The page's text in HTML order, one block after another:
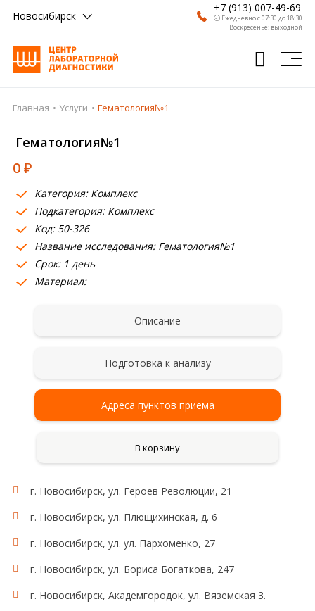
Новосибирск
+7 (913) 007-49-69
🕗 Ежедневно с 07:30 до 18:30
Воскресенье: выходной
Главная
Анализы
Врачи
Получить результат
Пациентам
О компании
Где сдать
Главная Услуги Гематология№1
Гематология№1
0₽
Категория: Комплекс
Подкатегория: Комплекс
Код: 50-326
Название исследования: Гематология№1
Срок: 1 день
Материал:
Описание
Подготовка к анализу
Адреса пунктов приема
В корзину
г. Новосибирск, ул. Героев Революции, 21
г. Новосибирск, ул. Плющихинская, д. 6
г. Новосибирск, ул. ул. Пархоменко, 27
г. Новосибирск, ул. Бориса Богаткова, 247
г. Новосибирск, Академгородок, ул. Вяземская 3.